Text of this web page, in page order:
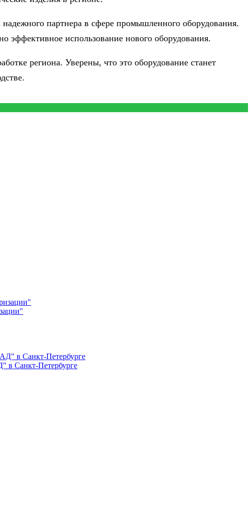
партнера в сфере промышленного оборудования.
эффективное использование нового оборудования.
региона. Уверены, что это оборудование станет
в Санкт-Петербурге